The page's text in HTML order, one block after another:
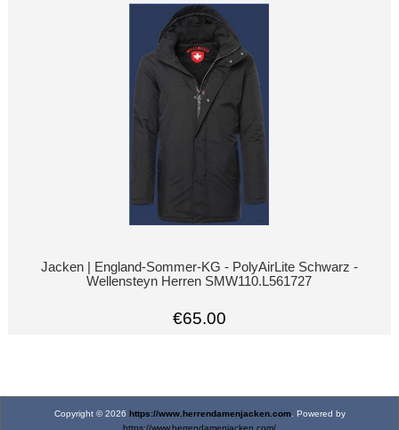
Jacken | England-Sommer-KG - PolyAirLite Schwarz -
Wellensteyn Herren SMW110.L561727
€65.00
Copyright © 2026 https://www.herrendamenjacken.com. Powered by
https://www.herrendamenjacken.com/